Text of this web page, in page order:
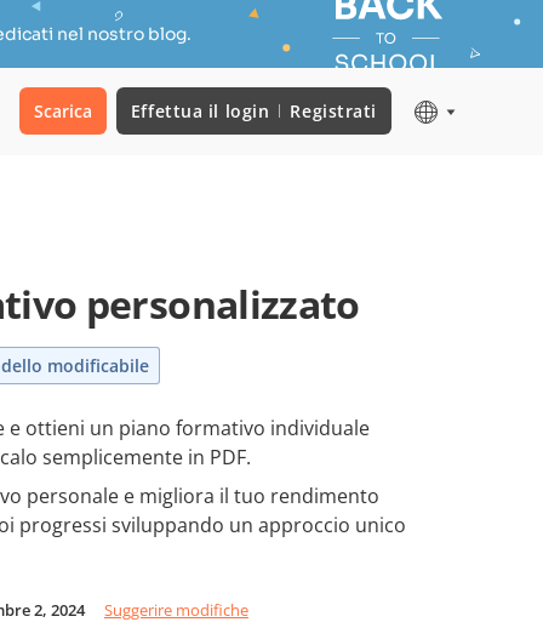
nel nostro blog.
Scarica Effettua il login Registrati
personalizzato
modificabile
e ottieni un piano formativo individuale
semplicemente in PDF.
personale e migliora il tuo rendimento
progressi sviluppando un approccio unico
2, 2024 Suggerire modifiche